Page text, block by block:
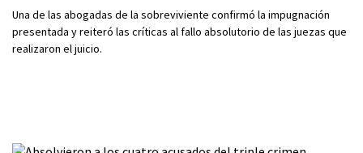
Una de las abogadas de la sobreviviente confirmó la impugnación
presentada y reiteró las críticas al fallo absolutorio de las juezas que
realizaron el juicio.